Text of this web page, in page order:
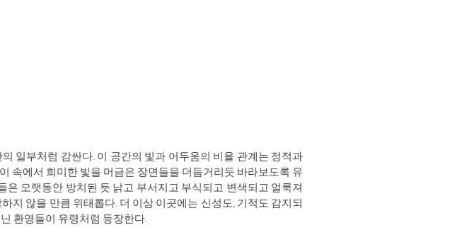
일부처럼 감싼다. 이 공간의 빛과 어두움의 비율 관계는 정적과
속에서 희미한 빛을 머금은 장면들을 더듬거리듯 바라보도록 유
오랫동안 방치된 듯 낡고 부서지고 부식되고 변색되고 얼룩져
지 않을 만큼 위태롭다. 더 이상 이곳에는 신성도, 기적도 감지되
환영들이 유령처럼 등장한다.